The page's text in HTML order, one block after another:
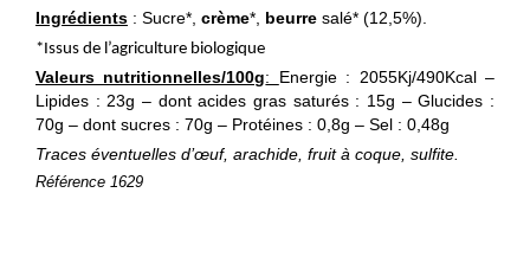
Ingrédients : Sucre*, crème*, beurre salé* (12,5%).
*Issus de l’agriculture biologique
Valeurs nutritionnelles/100g: Energie : 2055Kj/490Kcal –
Lipides : 23g – dont acides gras saturés : 15g – Glucides :
70g – dont sucres : 70g – Protéines : 0,8g – Sel : 0,48g
Traces éventuelles d’œuf, arachide, fruit à coque, sulfite.
Référence 1629